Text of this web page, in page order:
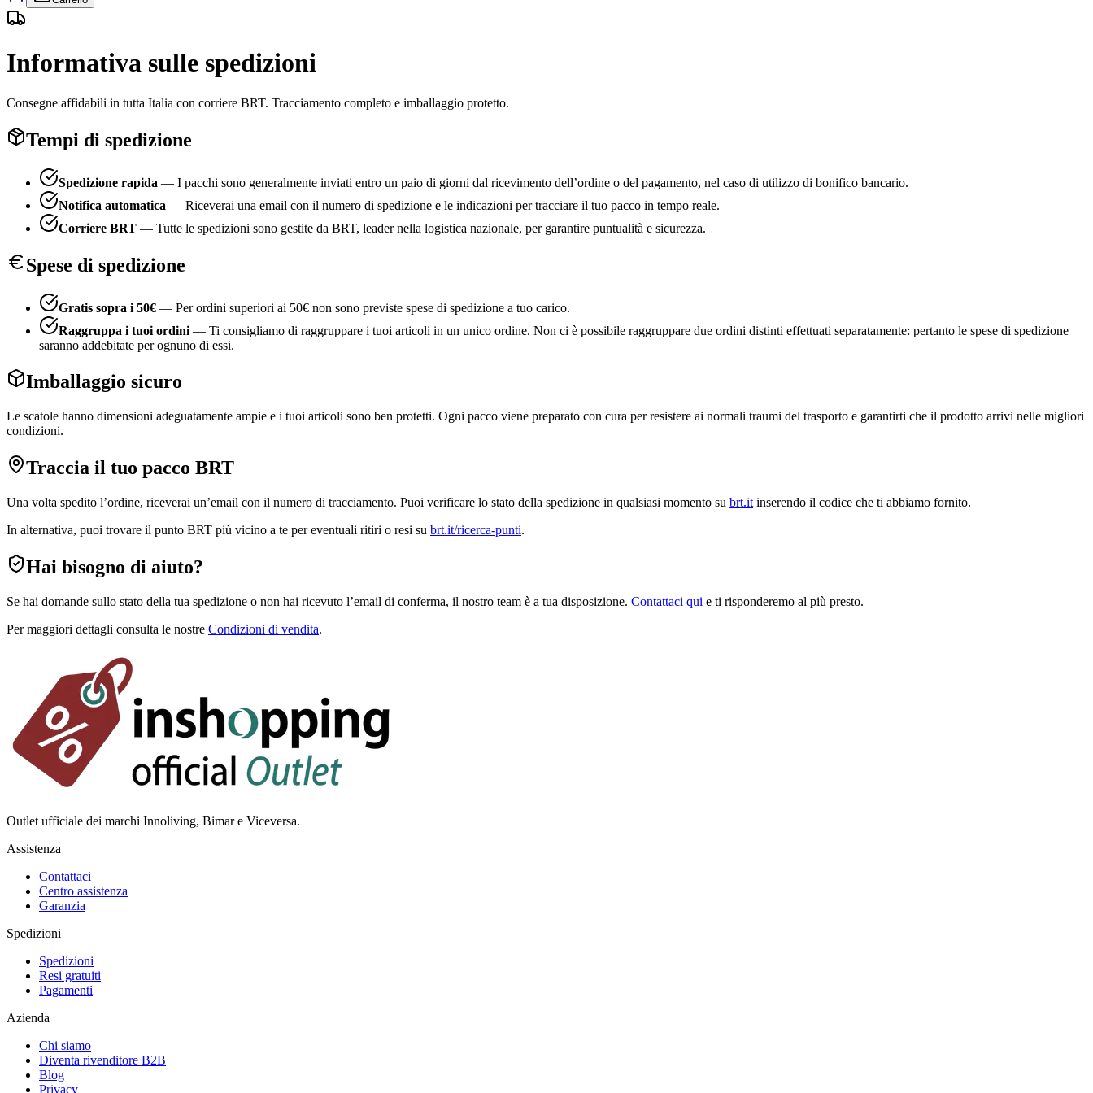
Informativa sulle spedizioni
Consegne affidabili in tutta Italia con corriere BRT. Tracciamento completo e imballaggio protetto.
Tempi di spedizione
Spedizione rapida — I pacchi sono generalmente inviati entro un paio di giorni dal ricevimento dell’ordine o del pagamento, nel caso di utilizzo di bonifico bancario.
Notifica automatica — Riceverai una email con il numero di spedizione e le indicazioni per tracciare il tuo pacco in tempo reale.
Corriere BRT — Tutte le spedizioni sono gestite da BRT, leader nella logistica nazionale, per garantire puntualità e sicurezza.
Spese di spedizione
Gratis sopra i 50€ — Per ordini superiori ai 50€ non sono previste spese di spedizione a tuo carico.
Raggruppa i tuoi ordini — Ti consigliamo di raggruppare i tuoi articoli in un unico ordine. Non ci è possibile raggruppare due ordini distinti effettuati separatamente: pertanto le spese di spedizione
saranno addebitate per ognuno di essi.
Imballaggio sicuro
Le scatole hanno dimensioni adeguatamente ampie e i tuoi articoli sono ben protetti. Ogni pacco viene preparato con cura per resistere ai normali traumi del trasporto e garantirti che il prodotto arrivi nelle migliori
condizioni.
Traccia il tuo pacco BRT
Una volta spedito l’ordine, riceverai un’email con il numero di tracciamento. Puoi verificare lo stato della spedizione in qualsiasi momento su brt.it inserendo il codice che ti abbiamo fornito.
In alternativa, puoi trovare il punto BRT più vicino a te per eventuali ritiri o resi su brt.it/ricerca-punti.
Hai bisogno di aiuto?
Se hai domande sullo stato della tua spedizione o non hai ricevuto l’email di conferma, il nostro team è a tua disposizione. Contattaci qui e ti risponderemo al più presto.
Per maggiori dettagli consulta le nostre Condizioni di vendita.
Outlet ufficiale dei marchi Innoliving, Bimar e Viceversa.
Assistenza
Contattaci
Centro assistenza
Garanzia
Spedizioni
Spedizioni
Resi gratuiti
Pagamenti
Azienda
Chi siamo
Diventa rivenditore B2B
Blog
Privacy